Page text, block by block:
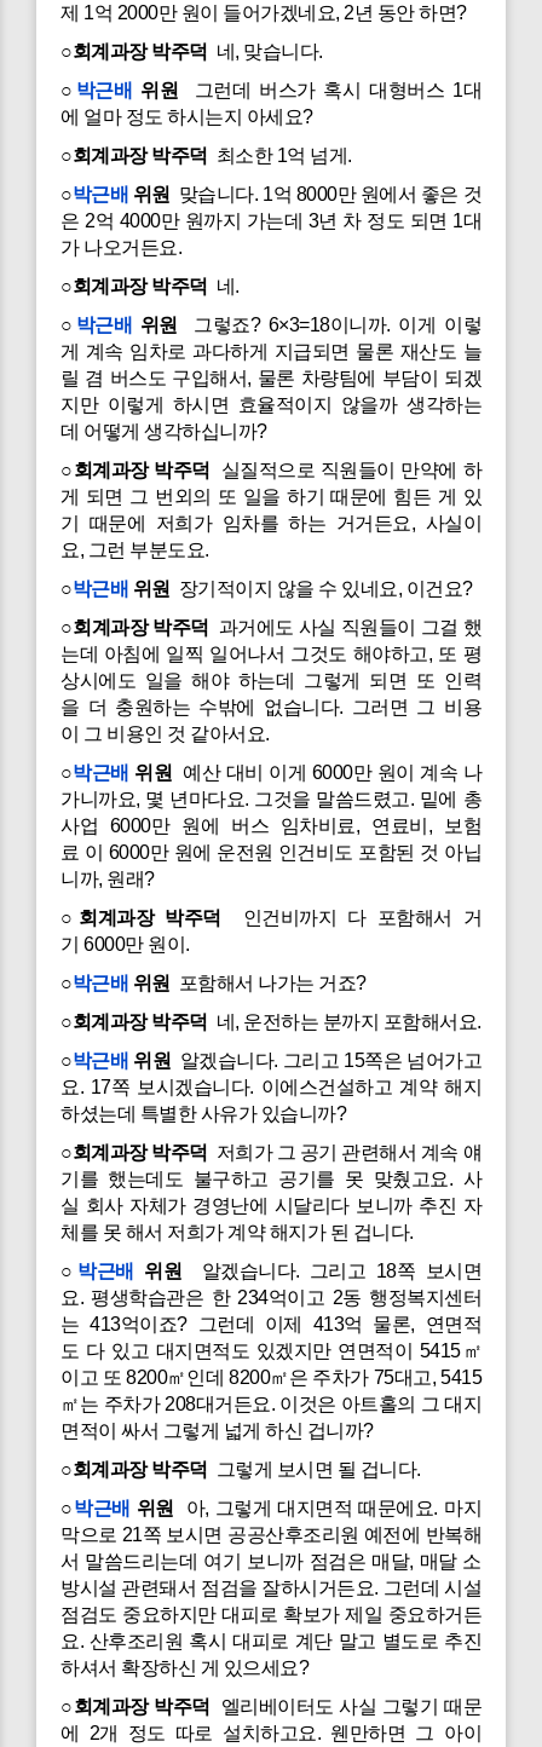
제 1억 2000만 원이 들어가겠네요, 2년 동안 하면?
○회계과장 박주덕 네, 맞습니다.
○ 박근배 위원
그런데 버스가 혹시 대형버스 1대
에 얼마 정도 하시는지 아세요?
○회계과장 박주덕 최소한 1억 넘게.
○박근배 위원
맞습니다. 1억 8000만 원에서 좋은 것
은 2억 4000만 원까지 가는데 3년 차 정도 되면 1대
가 나오거든요.
○회계과장 박주덕 네.
○ 박근배 위원
그렇죠? 6×3=18이니까. 이게 이렇
게 계속 임차로 과다하게 지급되면 물론 재산도 늘
릴 겸 버스도 구입해서, 물론 차량팀에 부담이 되겠
지만 이렇게 하시면 효율적이지 않을까 생각하는
데 어떻게 생각하십니까?
○회계과장 박주덕 실질적으로 직원들이 만약에 하
게 되면 그 번외의 또 일을 하기 때문에 힘든 게 있
기 때문에 저희가 임차를 하는 거거든요, 사실이
요, 그런 부분도요.
○박근배 위원
장기적이지 않을 수 있네요, 이건요?
○회계과장 박주덕 과거에도 사실 직원들이 그걸 했
는데 아침에 일찍 일어나서 그것도 해야하고, 또 평
상시에도 일을 해야 하는데 그렇게 되면 또 인력
을 더 충원하는 수밖에 없습니다. 그러면 그 비용
이 그 비용인 것 같아서요.
○박근배 위원
예산 대비 이게 6000만 원이 계속 나
가니까요, 몇 년마다요. 그것을 말씀드렸고. 밑에 총
사업 6000만 원에 버스 임차비료, 연료비, 보험
료 이 6000만 원에 운전원 인건비도 포함된 것 아닙
니까, 원래?
○회계과장 박주덕 인건비까지 다 포함해서 거
기 6000만 원이.
○박근배 위원
포함해서 나가는 거죠?
○회계과장 박주덕 네, 운전하는 분까지 포함해서요.
○박근배 위원
알겠습니다. 그리고 15쪽은 넘어가고
요. 17쪽 보시겠습니다. 이에스건설하고 계약 해지
하셨는데 특별한 사유가 있습니까?
○회계과장 박주덕 저희가 그 공기 관련해서 계속 얘
기를 했는데도 불구하고 공기를 못 맞췄고요. 사
실 회사 자체가 경영난에 시달리다 보니까 추진 자
체를 못 해서 저희가 계약 해지가 된 겁니다.
○ 박근배 위원
알겠습니다. 그리고 18쪽 보시면
요. 평생학습관은 한 234억이고 2동 행정복지센터
는 413억이죠? 그런데 이제 413억 물론, 연면적
도 다 있고 대지면적도 있겠지만 연면적이 5415㎡
이고 또 8200㎡인데 8200㎡은 주차가 75대고, 5415
㎡는 주차가 208대거든요. 이것은 아트홀의 그 대지
면적이 싸서 그렇게 넓게 하신 겁니까?
○회계과장 박주덕 그렇게 보시면 될 겁니다.
○박근배 위원
아, 그렇게 대지면적 때문에요. 마지
막으로 21쪽 보시면 공공산후조리원 예전에 반복해
서 말씀드리는데 여기 보니까 점검은 매달, 매달 소
방시설 관련돼서 점검을 잘하시거든요. 그런데 시설
점검도 중요하지만 대피로 확보가 제일 중요하거든
요. 산후조리원 혹시 대피로 계단 말고 별도로 추진
하셔서 확장하신 게 있으세요?
○회계과장 박주덕 엘리베이터도 사실 그렇기 때문
에 2개 정도 따로 설치하고요. 웬만하면 그 아이